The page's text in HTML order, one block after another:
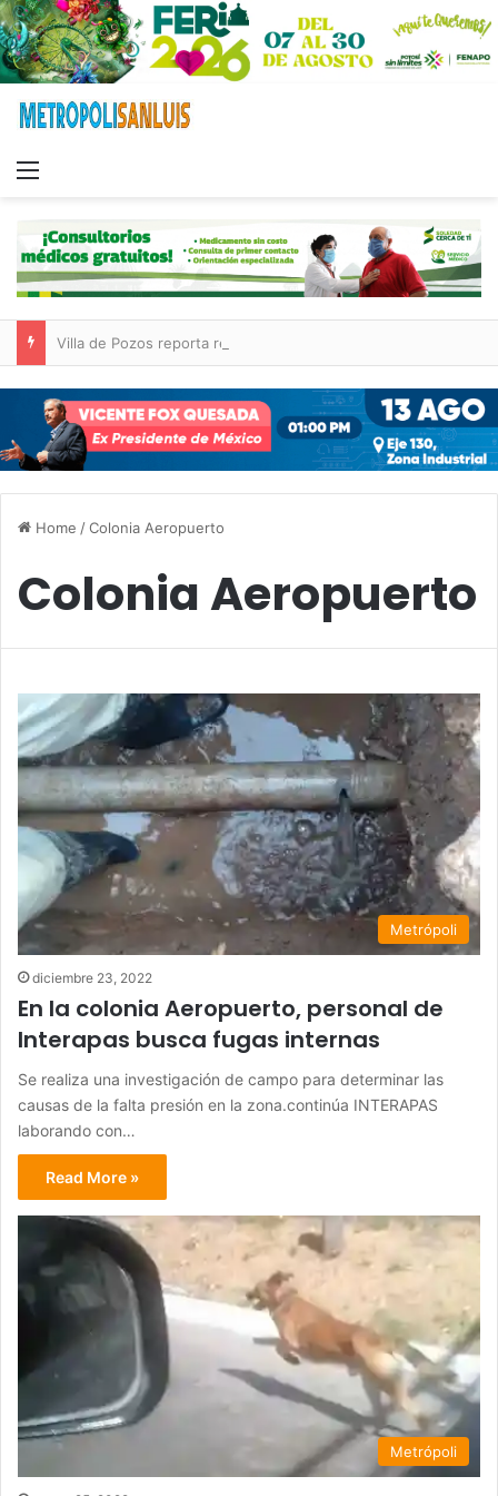
Home /Colonia Aeropuerto
Colonia Aeropuerto
Metrópoli
diciembre 23, 2022
En la colonia Aeropuerto, personal de
Interapas busca fugas internas
Se realiza una investigación de campo para determinar las
causas de la falta presión en la zona.continúa INTERAPAS
laborando con…
Read More »
Metrópoli